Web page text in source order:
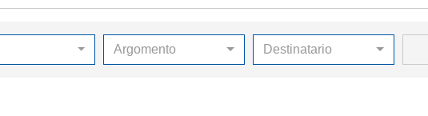
Argomento Destinatario